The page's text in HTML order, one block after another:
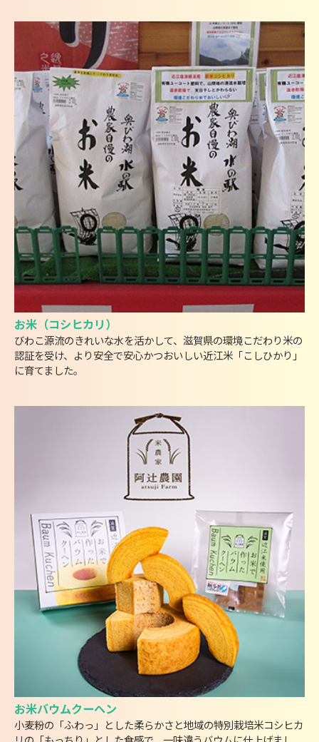
お米（コシヒカリ）
びわこ源流のきれいな水を活かして、滋賀県の環境こだわり米の
認証を受け、より安全で安心かつおいしい近江米「こしひかり」
に育てました。
お米バウムクーヘン
小麦粉の「ふわっ」とした柔らかさと地域の特別栽培米コシヒカ